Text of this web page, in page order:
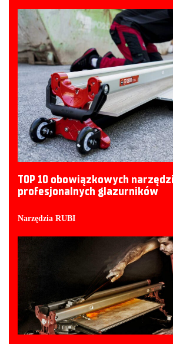
TOP 10 obowiązkowych
profesjonalnych glazurników
Narzędzia RUBI